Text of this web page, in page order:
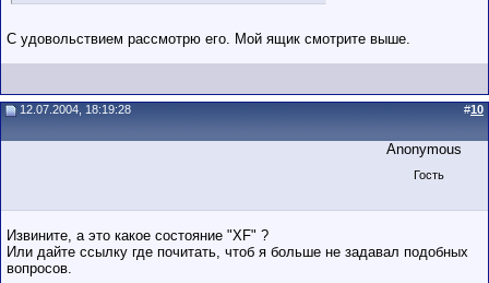
C удовольствием рассмотрю его. Мой ящик смотрите выше.
12.07.2004, 18:19:28 #10
Anonymous
Гость
Извините, а это какое состояние "XF" ?
Или дайте ссылку где почитать, чтоб я больше не задавал подобных
вопросов.